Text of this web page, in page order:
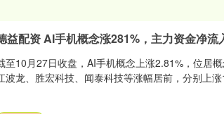
益配资 AI手机概念涨281%，主力资金净流
至10月27日收盘，AI手机概念上涨2.81%，位居
波龙、胜宏科技、闻泰科技等涨幅居前，分别上